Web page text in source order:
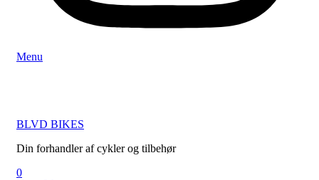
Menu
BLVD BIKES
Din forhandler af cykler og tilbehør
0